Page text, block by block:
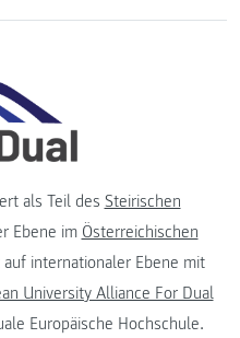
als Teil des Steirischen
Ebene im Österreichischen
internationaler Ebene mit
University Alliance For Dual
Europäische Hochschule.